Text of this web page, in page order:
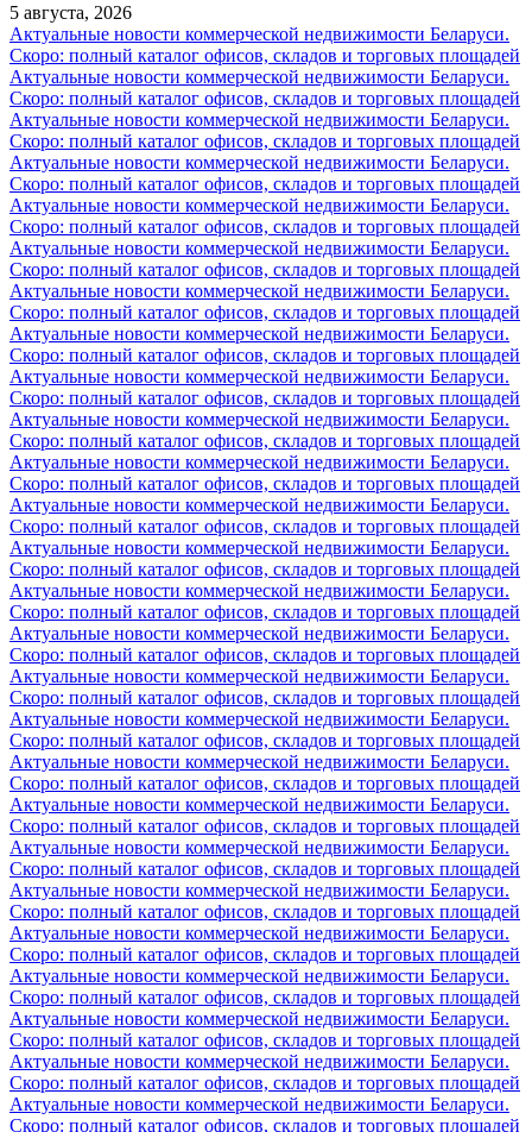
5 августа, 2026
Актуальные новости коммерческой недвижимости Беларуси.
Скоро: полный каталог офисов, складов и торговых площадей
Актуальные новости коммерческой недвижимости Беларуси.
Скоро: полный каталог офисов, складов и торговых площадей
Актуальные новости коммерческой недвижимости Беларуси.
Скоро: полный каталог офисов, складов и торговых площадей
Актуальные новости коммерческой недвижимости Беларуси.
Скоро: полный каталог офисов, складов и торговых площадей
Актуальные новости коммерческой недвижимости Беларуси.
Скоро: полный каталог офисов, складов и торговых площадей
Актуальные новости коммерческой недвижимости Беларуси.
Скоро: полный каталог офисов, складов и торговых площадей
Актуальные новости коммерческой недвижимости Беларуси.
Скоро: полный каталог офисов, складов и торговых площадей
Актуальные новости коммерческой недвижимости Беларуси.
Скоро: полный каталог офисов, складов и торговых площадей
Актуальные новости коммерческой недвижимости Беларуси.
Скоро: полный каталог офисов, складов и торговых площадей
Актуальные новости коммерческой недвижимости Беларуси.
Скоро: полный каталог офисов, складов и торговых площадей
Актуальные новости коммерческой недвижимости Беларуси.
Скоро: полный каталог офисов, складов и торговых площадей
Актуальные новости коммерческой недвижимости Беларуси.
Скоро: полный каталог офисов, складов и торговых площадей
Актуальные новости коммерческой недвижимости Беларуси.
Скоро: полный каталог офисов, складов и торговых площадей
Актуальные новости коммерческой недвижимости Беларуси.
Скоро: полный каталог офисов, складов и торговых площадей
Актуальные новости коммерческой недвижимости Беларуси.
Скоро: полный каталог офисов, складов и торговых площадей
Актуальные новости коммерческой недвижимости Беларуси.
Скоро: полный каталог офисов, складов и торговых площадей
Актуальные новости коммерческой недвижимости Беларуси.
Скоро: полный каталог офисов, складов и торговых площадей
Актуальные новости коммерческой недвижимости Беларуси.
Скоро: полный каталог офисов, складов и торговых площадей
Актуальные новости коммерческой недвижимости Беларуси.
Скоро: полный каталог офисов, складов и торговых площадей
Актуальные новости коммерческой недвижимости Беларуси.
Скоро: полный каталог офисов, складов и торговых площадей
Актуальные новости коммерческой недвижимости Беларуси.
Скоро: полный каталог офисов, складов и торговых площадей
Актуальные новости коммерческой недвижимости Беларуси.
Скоро: полный каталог офисов, складов и торговых площадей
Актуальные новости коммерческой недвижимости Беларуси.
Скоро: полный каталог офисов, складов и торговых площадей
Актуальные новости коммерческой недвижимости Беларуси.
Скоро: полный каталог офисов, складов и торговых площадей
Актуальные новости коммерческой недвижимости Беларуси.
Скоро: полный каталог офисов, складов и торговых площадей
Актуальные новости коммерческой недвижимости Беларуси.
Скоро: полный каталог офисов, складов и торговых площадей